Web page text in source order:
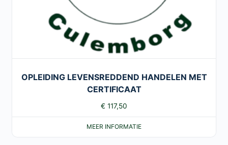
OPLEIDING LEVENSREDDEND HANDELEN MET
CERTIFICAAT
€ 117,50
MEER INFORMATIE